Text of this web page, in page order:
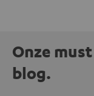
Onze
blog.